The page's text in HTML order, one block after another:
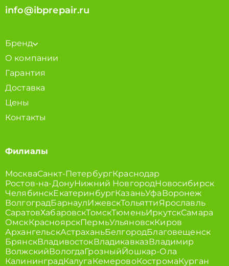
info@ibprepair.ru
Бренд
О компании
Гарантия
Доставка
Цены
Контакты
Филиалы
МоскваСанкт-ПетербургКраснодар
Ростов-на-ДонуНижний НовгородНовосибирск
ЧелябинскЕкатеринбургКазаньУфаВоронеж
ВолгоградБарнаулИжевскТольяттиЯрославль
СаратовХабаровскТомскТюменьИркутскСамара
ОмскКрасноярскПермьУльяновскКиров
АрхангельскАстраханьБелгородБлаговещенск
БрянскВладивостокВладикавказВладимир
ВолжскийВологдаГрозныйЙошкар-Ола
КалининградКалугаКемеровоКостромаКурган